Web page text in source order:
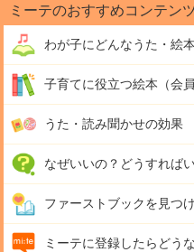
ミーテのおすすめコンテン
わが子にどんなうた・絵
子育てに役立つ絵本（会
うた・読み聞かせの効果
なぜいいの？どうすれば
ファーストブックを見つ
ミーテに登録したらどう